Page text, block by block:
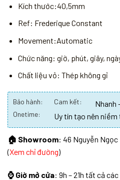
Kích thước:40,5mm
Ref: Frederique Constant
Movement:Automatic
Chức năng: giờ, phút, giây,
Chất liệu vỏ: Thép không gỉ
Bảo hành: Cam kết: Nhanh
Onetime: Uy tín tạo nên niềm
🏠 Showroom: 46 Nguyễn
(Xem chỉ đường)
⌚ Giờ mở cửa: 9h – 21h tất cả